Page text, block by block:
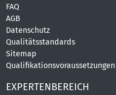
FAQ
AGB
Datenschutz
Qualitätsstandards
Sitemap
Qualifikationsvoraussetzungen
EXPERTENBEREICH